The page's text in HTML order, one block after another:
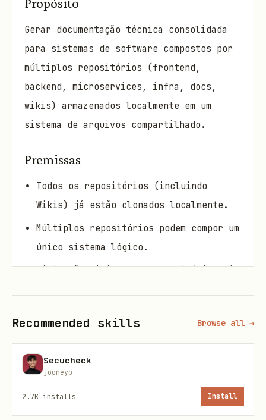
Gerar documentação técnica consolidada
para sistemas de software compostos por
múltiplos repositórios (frontend,
backend, microservices, infra, docs,
wikis) armazenados localmente em um
sistema de arquivos compartilhado.
Premissas
Todos os repositórios (incluindo
Wikis) já estão clonados localmente.
Múltiplos repositórios podem compor um
único sistema lógico.
Wikis são tipicamente repositórios git
Python, JavaScript.
Não existem convenções rígidas de
nomenclatura.
A execução é manual via agente de IA
(VS Code, Copilot, Gemini CLI, etc).
Recommended skills Browse all →
Secucheck
jooneyp
2.7K installs Install